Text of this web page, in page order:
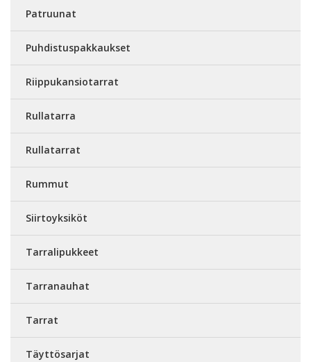
Patruunat
Puhdistuspakkaukset
Riippukansiotarrat
Rullatarra
Rullatarrat
Rummut
Siirtoyksiköt
Tarralipukkeet
Tarranauhat
Tarrat
Täyttösarjat